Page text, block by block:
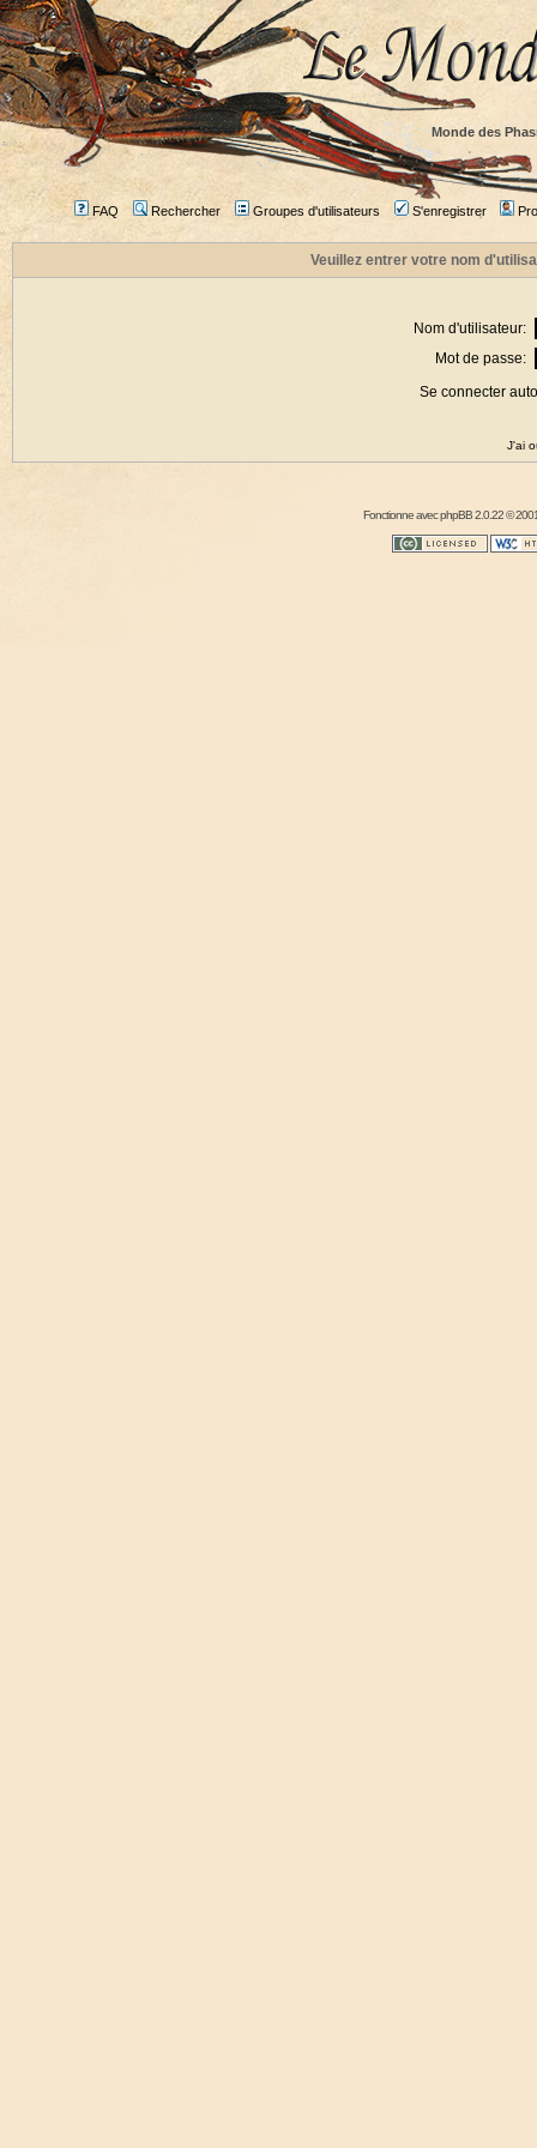
Monde des
FAQ Rechercher Groupes d'utilisateurs S'enregistrer
Veuillez entrer votre nom
Nom d'utilisateur:
Mot de passe:
Se connecter
J'ai
Fonctionne avecphpBB2.0.22 ©